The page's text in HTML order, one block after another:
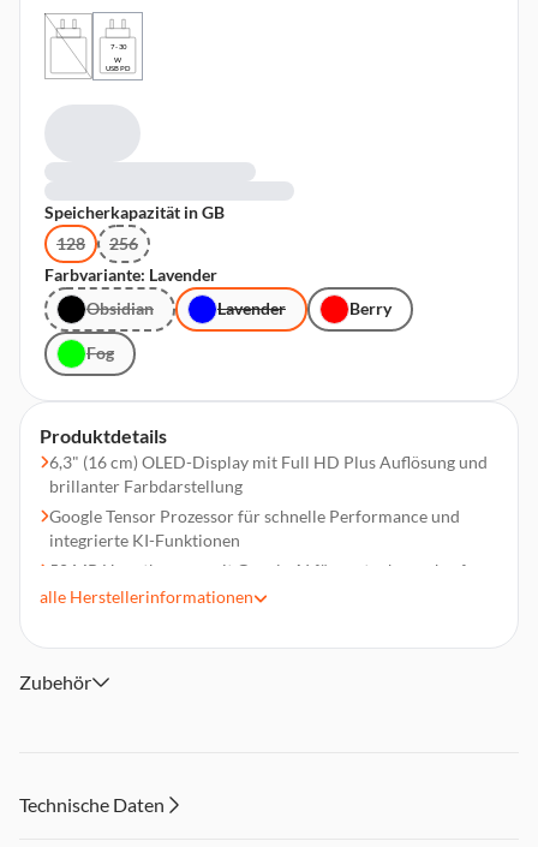
Produktdetails
6,3" (16 cm) OLED-Display mit Full HD Plus Auflösung und
brillanter Farbdarstellung
Google Tensor Prozessor für schnelle Performance und
integrierte KI-Funktionen
50 MP Hauptkamera mit Google AI für gestochen scharfe
Fotos auch bei wenig Licht
128 GB interner Speicher für Apps, Fotos und
hochauflösende Videos
alle Herstellerinformationen
7 - 30
W
USB PD
Speicherkapazität in GB
128
256
Farbvariante: Lavender
Obsidian
Lavender Berry
Fog
Zubehör
Technische Daten